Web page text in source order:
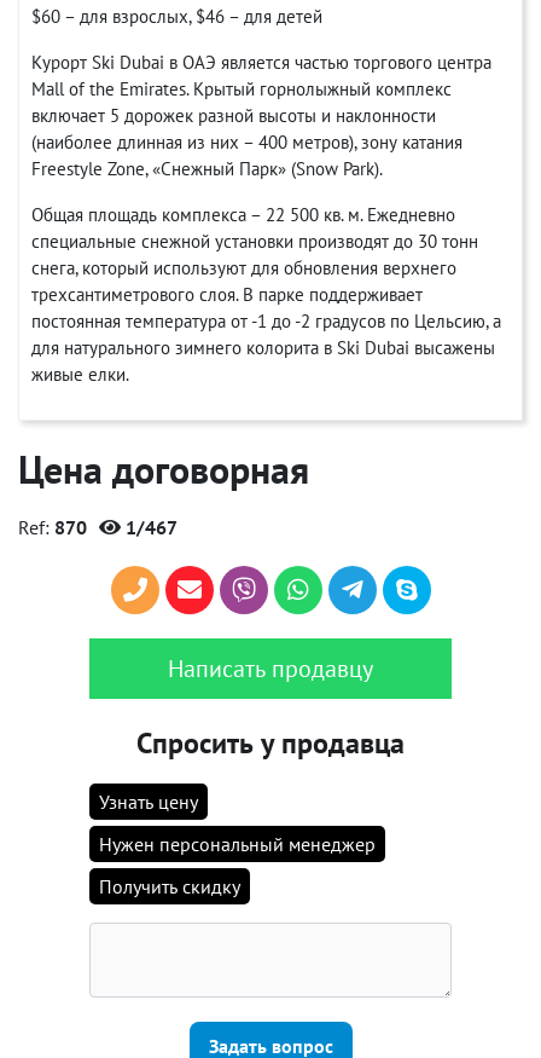
$60 – для взрослых, $46 – для детей
Курорт Ski Dubai в ОАЭ является частью торгового центра
Mall of the Emirates. Крытый горнолыжный комплекс
включает 5 дорожек разной высоты и наклонности
(наиболее длинная из них – 400 метров), зону катания
Freestyle Zone, «Снежный Парк» (Snow Park).
Общая площадь комплекса – 22 500 кв. м. Ежедневно
специальные снежной установки производят до 30 тонн
снега, который используют для обновления верхнего
трехсантиметрового слоя. В парке поддерживает
постоянная температура от -1 до -2 градусов по Цельсию, а
для натурального зимнего колорита в Ski Dubai высажены
живые елки.
Цена договорная
Ref: 870 1/467
Написать продавцу
Спросить у продавца
Узнать цену
Нужен персональный менеджер
Получить скидку
Задать вопрос